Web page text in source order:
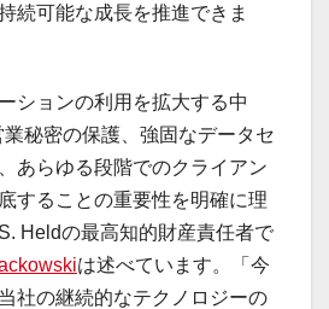
続可能な成長を推進できま
ションの利用を拡大する中
秘密の保護、強固なデータセ
あらゆる段階でのクライアン
することの重要性を明確に理
Heldの最高知的財産責任者で
は述べています。「今
社の継続的なテクノロジーの